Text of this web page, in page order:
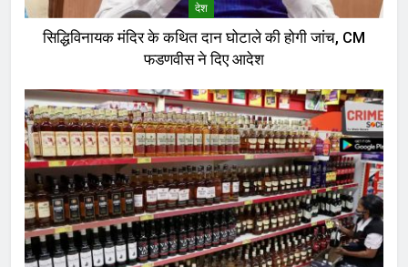
देश
सिद्धिविनायक मंदिर के कथित दान घोटाले की होगी जांच, CM
फडणवीस ने दिए आदेश